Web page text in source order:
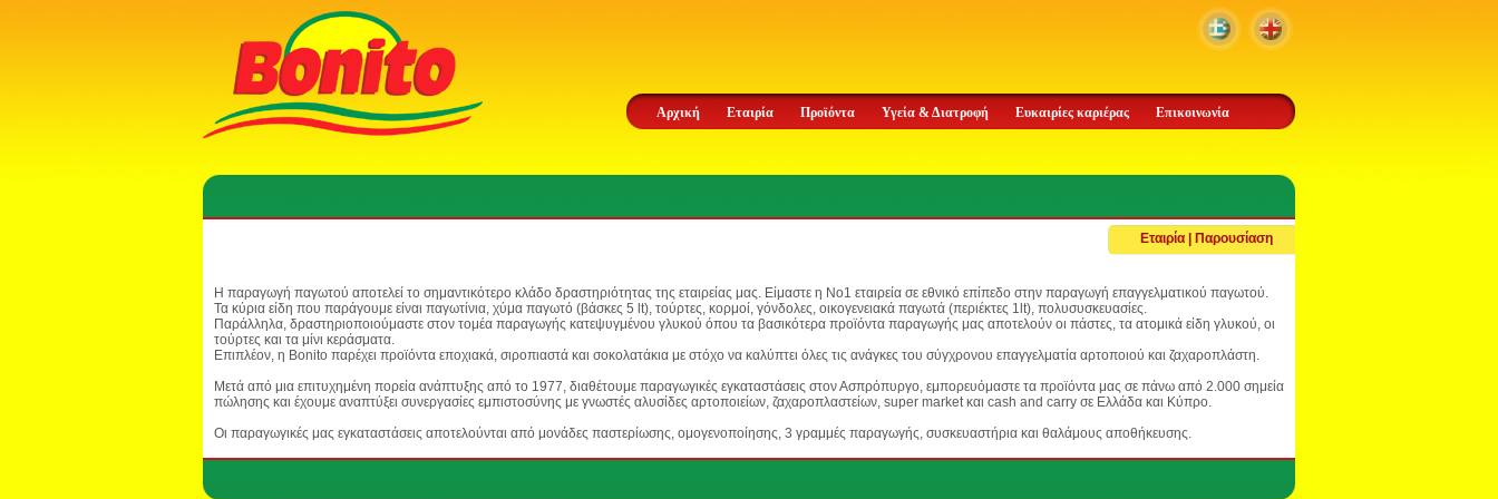
Αρχική Εταιρία Προϊόντα Υγεία & Διατροφή Ευκαιρίες καριέρας Επικοινωνία
Εταιρία | Παρουσίαση
Η παραγωγή παγωτού αποτελεί το σημαντικότερο κλάδο δραστηριότητας της εταιρείας μας. Είμαστε η Νο1 εταιρεία σε εθνικό επίπεδο στην παραγωγή επαγγελματικού παγωτού.
Τα κύρια είδη που παράγουμε είναι παγωτίνια, χύμα παγωτό (βάσκες 5 lt), τούρτες, κορμοί, γόνδολες, οικογενειακά παγωτά (περιέκτες 1lt), πολυσυσκευασίες.
Παράλληλα, δραστηριοποιούμαστε στον τομέα παραγωγής κατεψυγμένου γλυκού όπου τα βασικότερα προϊόντα παραγωγής μας αποτελούν οι πάστες, τα ατομικά είδη γλυκού, οι
τούρτες και τα μίνι κεράσματα.
Επιπλέον, η Bonito παρέχει προϊόντα εποχιακά, σιροπιαστά και σοκολατάκια με στόχο να καλύπτει όλες τις ανάγκες του σύγχρονου επαγγελματία αρτοποιού και ζαχαροπλάστη.
Μετά από μια επιτυχημένη πορεία ανάπτυξης από το 1977, διαθέτουμε παραγωγικές εγκαταστάσεις στον Ασπρόπυργο, εμπορευόμαστε τα προϊόντα μας σε πάνω από 2.000 σημεία
πώλησης και έχουμε αναπτύξει συνεργασίες εμπιστοσύνης με γνωστές αλυσίδες αρτοποιείων, ζαχαροπλαστείων, super market και cash and carry σε Ελλάδα και Κύπρο.
Οι παραγωγικές μας εγκαταστάσεις αποτελούνται από μονάδες παστερίωσης, ομογενοποίησης, 3 γραμμές παραγωγής, συσκευαστήρια και θαλάμους αποθήκευσης.